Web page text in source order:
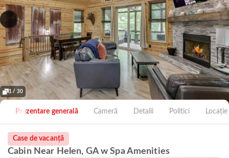
1 / 30
Prezentare generală Cameră Detalii Politici Locație
Case de vacanță
Cabin Near Helen, GA w Spa Amenities